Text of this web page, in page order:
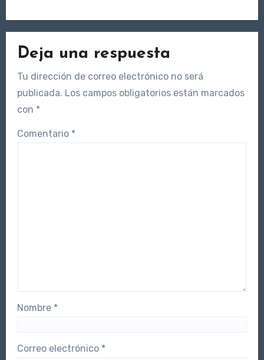
Deja una respuesta
Tu dirección de correo electrónico no será
publicada. Los campos obligatorios están marcados
con *
Comentario *
Nombre *
Correo electrónico *